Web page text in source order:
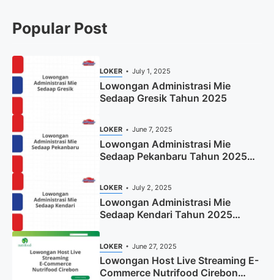
Popular Post
LOKER July 1, 2025
Lowongan Administrasi Mie
Sedaap Gresik Tahun 2025
LOKER June 7, 2025
Lowongan Administrasi Mie
Sedaap Pekanbaru Tahun 2025
LOKER July 2, 2025
Lowongan Administrasi Mie
Sedaap Kendari Tahun 2025
LOKER June 27, 2025
Lowongan Host Live Streaming E-
Commerce Nutrifood Cirebon